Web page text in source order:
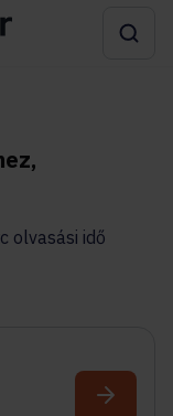
olvasási idő